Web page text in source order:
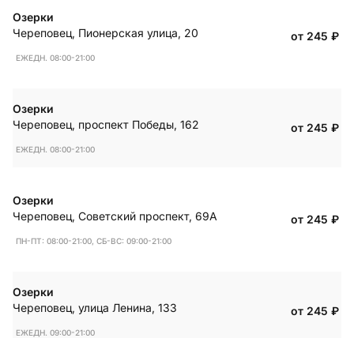
Озерки
Череповец, Пионерская улица, 20
ЕЖЕДН. 08:00-21:00
от 245 ₽
Озерки
Череповец, проспект Победы, 162
ЕЖЕДН. 08:00-21:00
от 245 ₽
Озерки
Череповец, Советский проспект, 69А
ПН-ПТ: 08:00-21:00, СБ-ВС: 09:00-21:00
от 245 ₽
Озерки
Череповец, улица Ленина, 133
ЕЖЕДН. 09:00-21:00
от 245 ₽